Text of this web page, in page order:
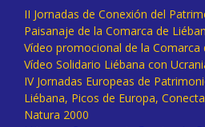
II Jornadas de Conexión del
Paisanaje de la Comarca de
Vídeo promocional de la Comarca
Vídeo Solidario Liébana con
IV Jornadas Europeas de
Liébana, Picos de Europa,
Natura 2000